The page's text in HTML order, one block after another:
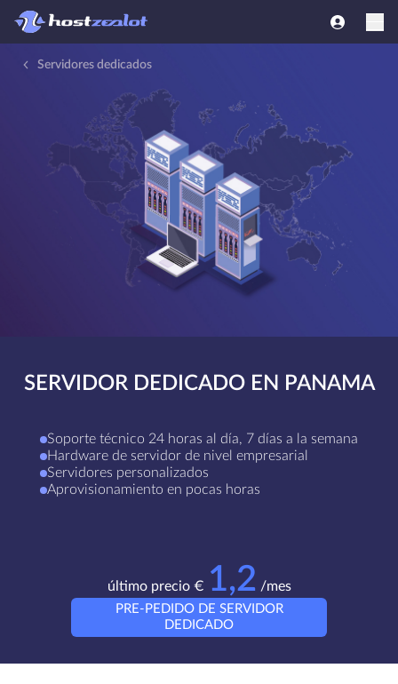
Servidores dedicados
SERVIDOR DEDICADO EN PANAMA
Soporte técnico 24 horas al día, 7 días a la semana
Hardware de servidor de nivel empresarial
Servidores personalizados
Aprovisionamiento en pocas horas
último precio € 1,2 /mes
PRE-PEDIDO DE SERVIDOR
DEDICADO